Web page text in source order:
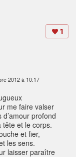
1
2012 à 10:17
me faire valser
profond
tête et le corps.
et fier,
les sens.
laisser paraître